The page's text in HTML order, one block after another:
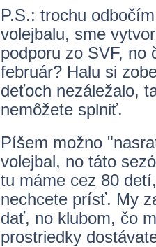
P.S.: trochu
volejbalu, sme
podporu zo SVF, no
február? Halu si
deťoch nezáležalo,
nemôžete splniť.
Píšem možno
volejbal, no táto
tu máme cez 80
nechcete prísť. My
dať, no klubom, čo
prostriedky